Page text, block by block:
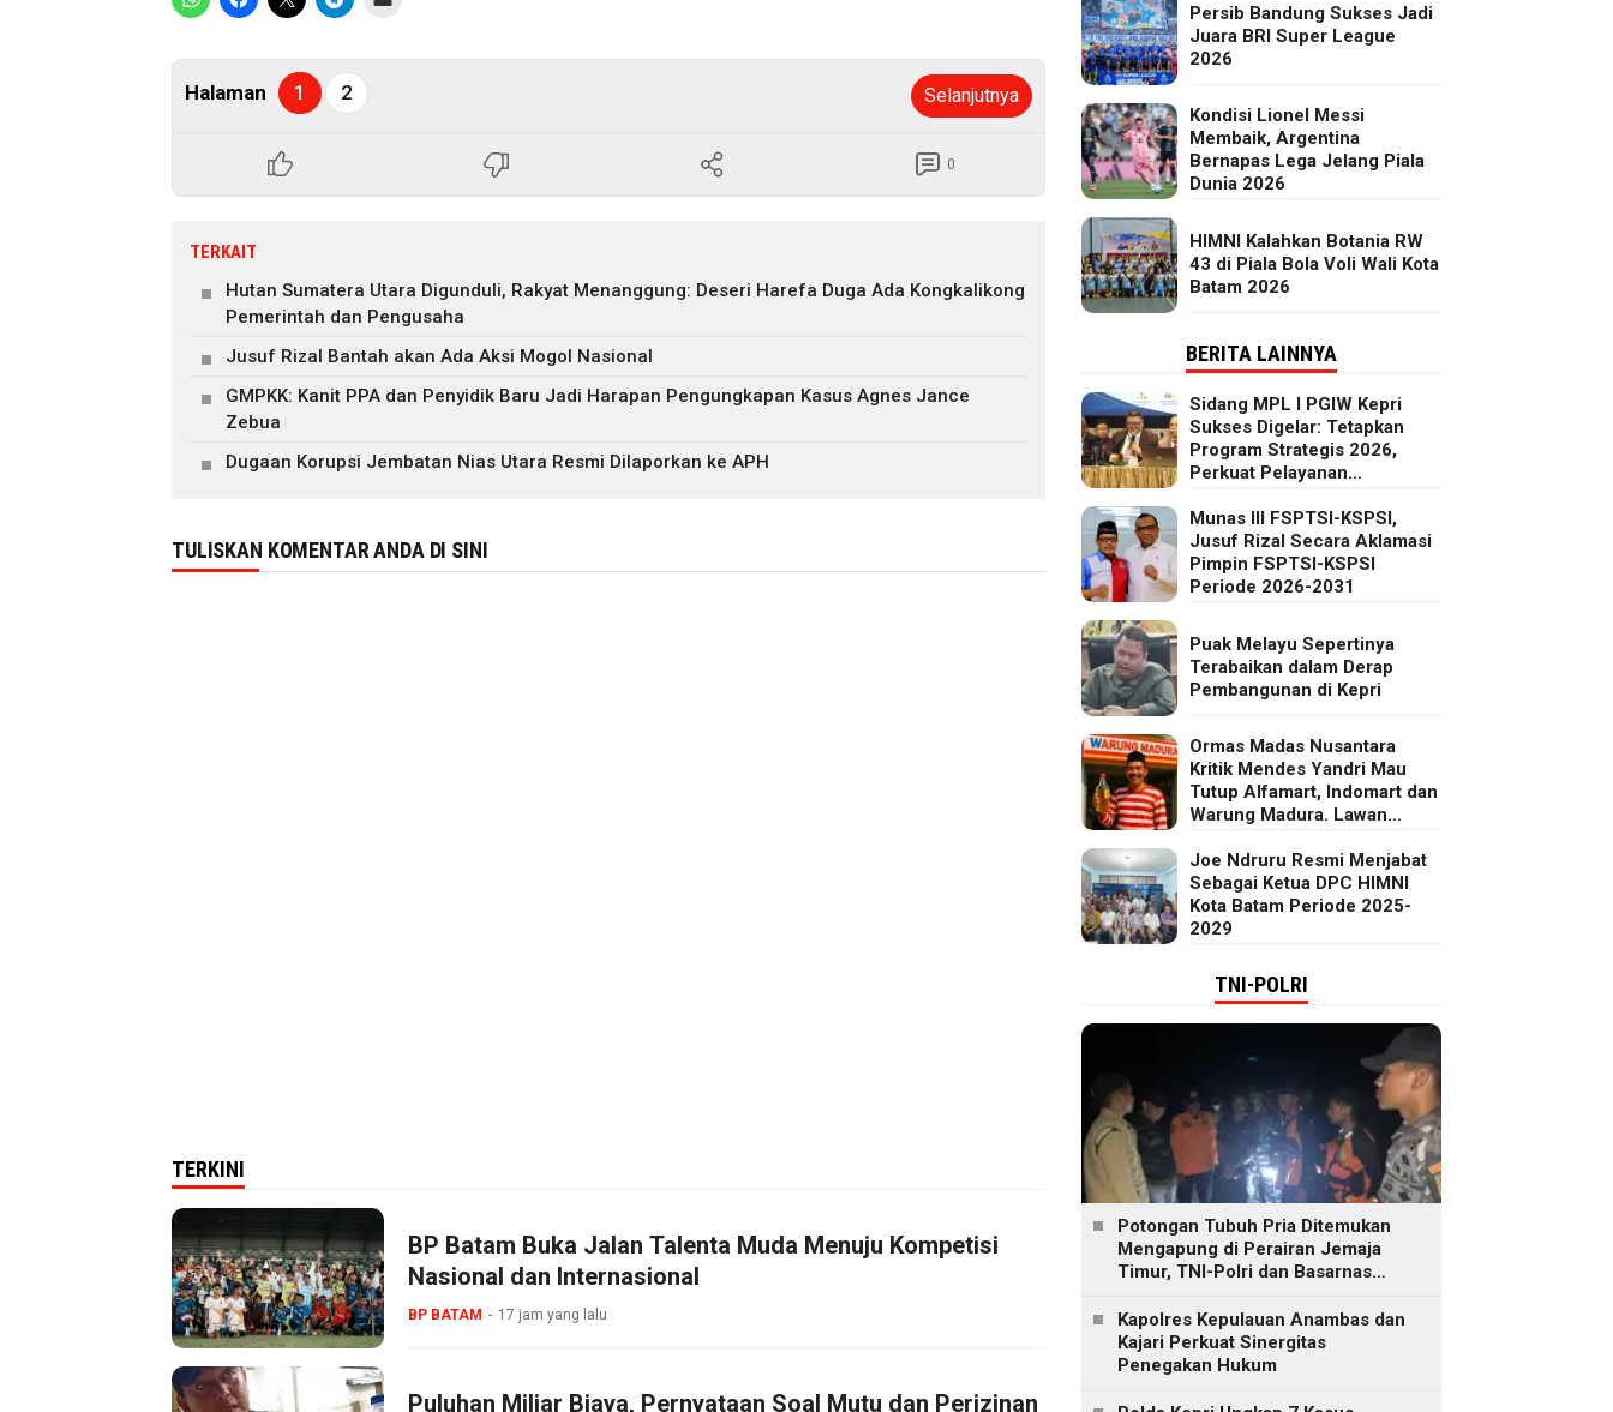
Halaman 1 2 Selanjutnya
0
TERKAIT
Hutan Sumatera Utara Digunduli, Rakyat Menanggung: Deseri Harefa Duga Ada Kongkalikong
Pemerintah dan Pengusaha
Jusuf Rizal Bantah akan Ada Aksi Mogol Nasional
GMPKK: Kanit PPA dan Penyidik Baru Jadi Harapan Pengungkapan Kasus Agnes Jance
Zebua
Dugaan Korupsi Jembatan Nias Utara Resmi Dilaporkan ke APH
TULISKAN KOMENTAR ANDA DI SINI
TERKINI
BP Batam Buka Jalan Talenta Muda Menuju Kompetisi
Nasional dan Internasional
BP BATAM 17 jam yang lalu
Puluhan Miliar Biaya, Pernyataan Soal Mutu dan Perizinan
Persib Bandung Sukses Jadi
Juara BRI Super League
2026
Kondisi Lionel Messi
Membaik, Argentina
Bernapas Lega Jelang Piala
Dunia 2026
HIMNI Kalahkan Botania RW
43 di Piala Bola Voli Wali Kota
Batam 2026
BERITA LAINNYA
Sidang MPL I PGIW Kepri
Sukses Digelar: Tetapkan
Program Strategis 2026,
Perkuat Pelayanan
Sosial
Munas III FSPTSI-KSPSI,
Jusuf Rizal Secara Aklamasi
Pimpin FSPTSI-KSPSI
Periode 2026-2031
Puak Melayu Sepertinya
Terabaikan dalam Derap
Pembangunan di Kepri
Ormas Madas Nusantara
Kritik Mendes Yandri Mau
Tutup Alfamart, Indomart dan
Warung Madura. Lawan
Joe Ndruru Resmi Menjabat
Sebagai Ketua DPC HIMNI
Kota Batam Periode 2025-
2029
TNI-POLRI
Potongan Tubuh Pria Ditemukan
Mengapung di Perairan Jemaja
Timur, TNI-Polri dan Basarnas
Kapolres Kepulauan Anambas dan
Kajari Perkuat Sinergitas
Penegakan Hukum